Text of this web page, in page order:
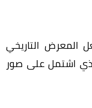
المعرض التاريخي
اشتمل على صور